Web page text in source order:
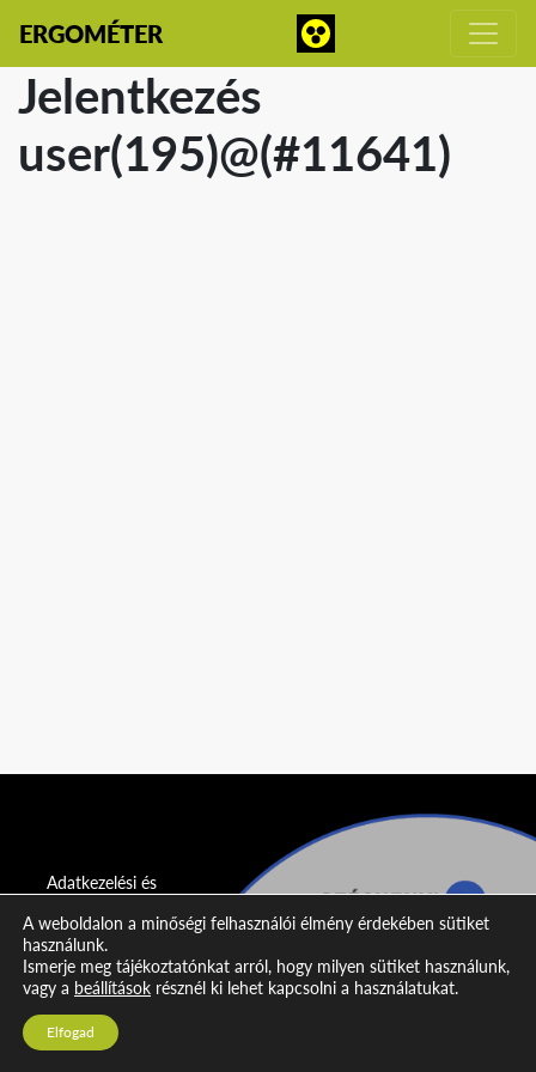
ERGOMÉTER
Jelentkezés
user(195)@(#11641)
Adatkezelési és
nyilatkozat
Impresszum
Kapcsolat
A weboldalon a minőségi felhasználói élmény érdekében sütiket
használunk.
Ismerje meg tájékoztatónkat arról, hogy milyen sütiket használunk,
vagy a beállítások résznél ki lehet kapcsolni a használatukat.
Elfogad